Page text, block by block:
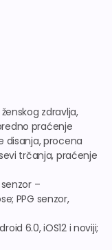
zdravlja,
praćenje
disanja, procena
trčanja, praćenje
–
PPG senzor,
6.0, iOS12 i noviji;